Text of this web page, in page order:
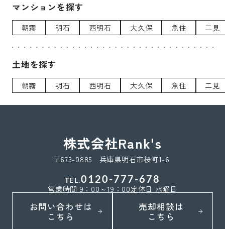
マンションを探す
朝霧 明石 西明石 大久保 魚住 二見
土地を探す
朝霧 明石 西明石 大久保 魚住 二見
株式会社Rank's
〒673-0885 兵庫県明石市桜町1-6
TEL.0120-777-678
営業時間 9：00～19：00定休日 水曜日
お問い合わせは
こちら
売却相談は
こちら